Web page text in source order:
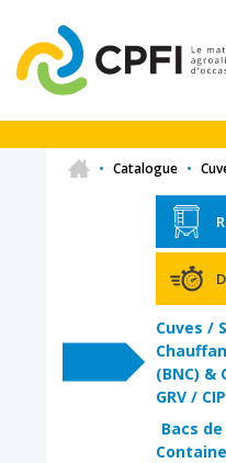
• Catalogue •
Cuves /
(BNC) &
GRV /
Bacs